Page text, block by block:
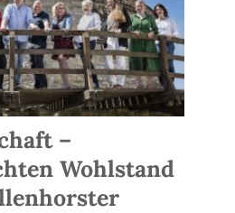
–
Wohlstand